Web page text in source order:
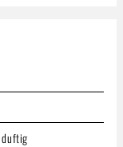
Wert ein oder